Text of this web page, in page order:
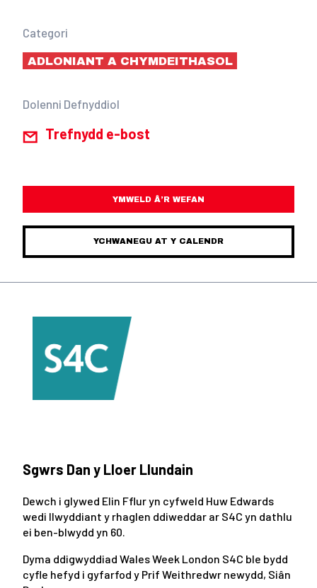
Categori
ADLONIANT A CHYMDEITHASOL
Dolenni Defnyddiol
Trefnydd e-bost
YMWELD Â’R WEFAN
YCHWANEGU AT Y CALENDR
Sgwrs Dan y Lloer Llundain
Dewch i glywed Elin Fflur yn cyfweld Huw Edwards
wedi llwyddiant y rhaglen ddiweddar ar S4C yn dathlu
ei ben-blwydd yn 60.
Dyma ddigwyddiad Wales Week London S4C ble bydd
cyfle hefyd i gyfarfod y Prif Weithredwr newydd, Siân